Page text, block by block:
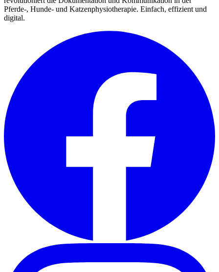
Pferde-, Hunde- und Katzenphysiotherapie. Einfach, effizient und
digital.